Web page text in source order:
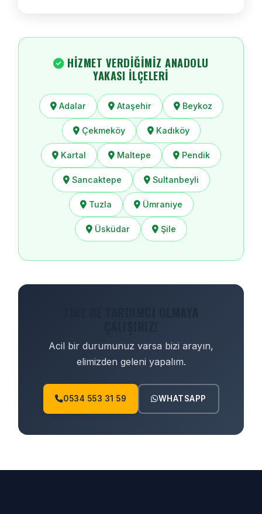
HIZMET VERDIĞIMIZ ANADOLU
YAKASI İLÇELERI
Adalar Ataşehir Beykoz
Çekmeköy Kadıköy
Kartal Maltepe Pendik
Sancaktepe Sultanbeyli
Tuzla Ümraniye
Üsküdar Şile
Acil bir durumunuz varsa bizi arayın,
elimizden geleni yapalım.
0534 553 31 59 WHATSAPP